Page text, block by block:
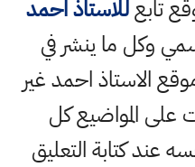
تابعللاستاذ احمد
وكل ما ينشر في
الاستاذ احمد غير
على المواضيع كل
كتابة التعليق